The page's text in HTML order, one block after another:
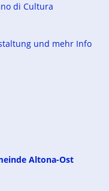
di Cultura
und mehr Info
Altona-Ost